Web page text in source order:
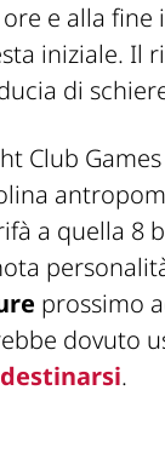
e alla
iniziale. Il
di
Club
a quella 8
prossimo
dovuto
.